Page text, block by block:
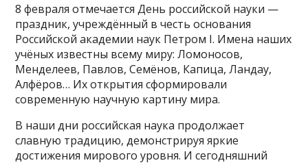
8 февраля отмечается День российской науки —
праздник, учреждённый в честь основания
Российской академии наук Петром I. Имена наших
учёных известны всему миру: Ломоносов,
Менделеев, Павлов, Семёнов, Капица, Ландау,
Алфёров… Их открытия сформировали
современную научную картину мира.
В наши дни российская наука продолжает
славную традицию, демонстрируя яркие
достижения мирового уровня. И сегодняшний